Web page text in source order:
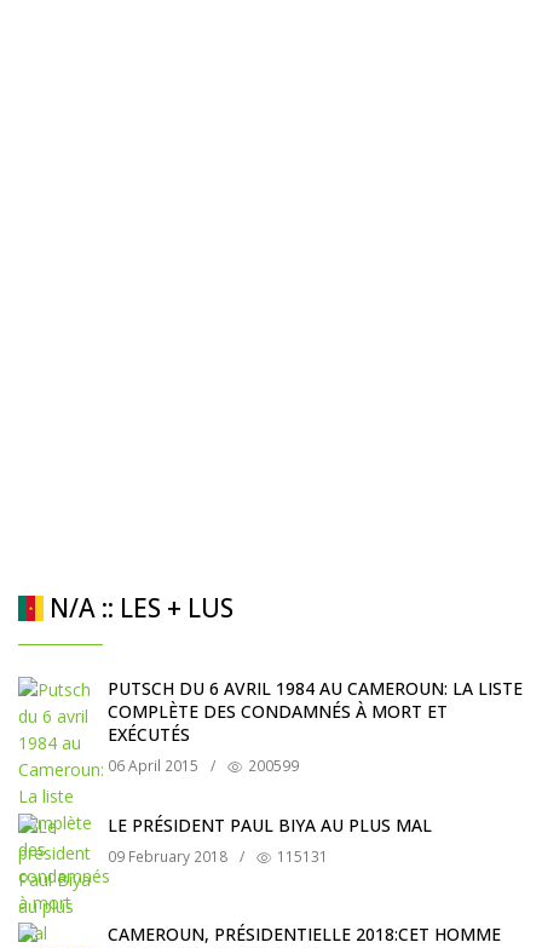
N/A :: LES + LUS
PUTSCH DU 6 AVRIL 1984 AU CAMEROUN: LA LISTE
COMPLÈTE DES CONDAMNÉS À MORT ET
EXÉCUTÉS
06 April 2015 / 200599
LE PRÉSIDENT PAUL BIYA AU PLUS MAL
09 February 2018 / 115131
CAMEROUN, PRÉSIDENTIELLE 2018:CET HOMME